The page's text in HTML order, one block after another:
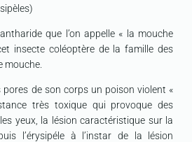
que l’on appelle « la mouche
insecte coléoptère de la famille des
mouche.
pores de son corps un poison violent «
très toxique qui provoque des
yeux, la lésion caractéristique sur la
l’érysipéle à l’instar de la lésion